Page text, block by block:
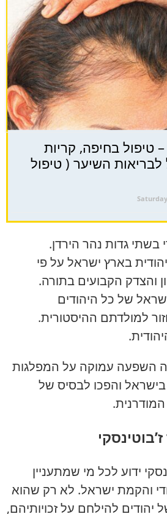
PRP (ПРП) – טיפול בחיפה, קריות
לבריאות השיער ( טיפול
בשתי גדות נהר הירדן.
בארץ ישראל על פי
והצדק הקבועים בתורה.
של כל היהודים
למולדתם ההיסטורית.
השפעה עמוקה על המפלגות
בישראל והפכו לבסיס של
ידוע לכל מי שמתעניין
והקמת ישראל. לא רק שהוא
להילחם על זכויותיהם,